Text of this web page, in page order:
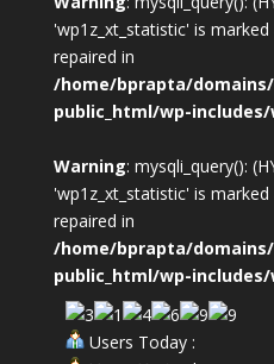
'wp1z_xt_statistic' is
repaired in
/home/bprapta/
public_html/wp-includes/
Warning: mysqli_query():
'wp1z_xt_statistic' is
repaired in
/home/bprapta/
public_html/wp-includes/
Users Today :